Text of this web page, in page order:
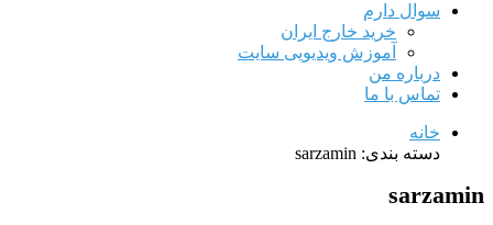
سوال دارم
خرید خارج ایران
آموزش ویدیویی سایت
درباره من
تماس با ما
خانه
دسته بندی: sarzamin
sarzamin